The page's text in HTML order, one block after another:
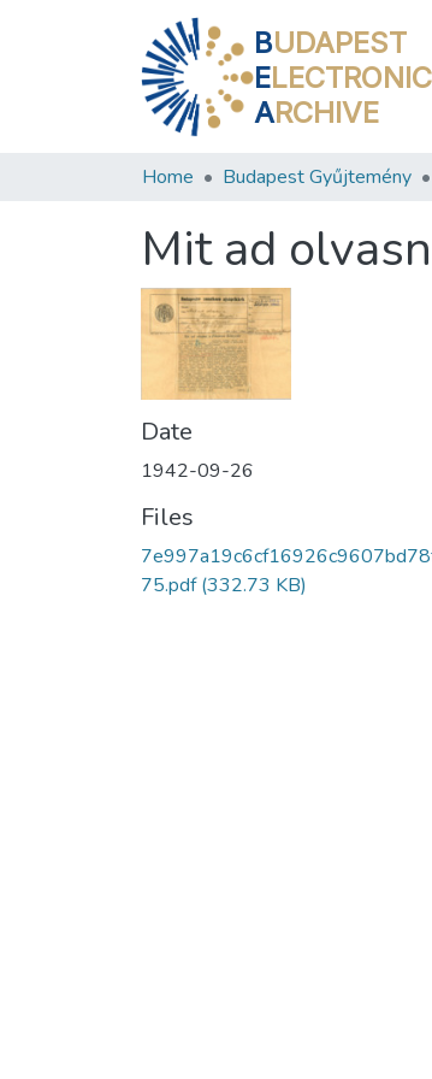
BUDAPEST
ELECTRONIC
ARCHIVE
Home Budapest Gyűjtemény
Mit ad
Date
1942-09-26
Files
75.pdf(332.73 KB)